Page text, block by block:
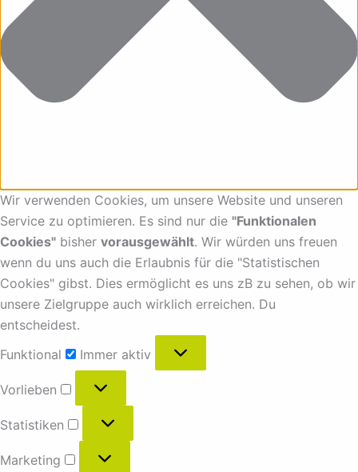
Wir verwenden Cookies, um unsere Website und unseren
Service zu optimieren. Es sind nur die "Funktionalen
Cookies" bisher vorausgewählt. Wir würden uns freuen
wenn du uns auch die Erlaubnis für die "Statistischen
Cookies" gibst. Dies ermöglicht es uns zB zu sehen, ob wir
unsere Zielgruppe auch wirklich erreichen. Du
entscheidest.
Funktional
Immer aktiv
Vorlieben
Statistiken
Marketing